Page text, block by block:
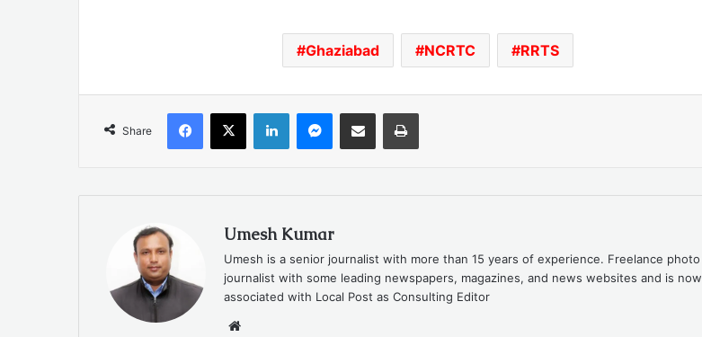
Ghaziabad NCRTC RRTS
Share
Facebook
X LinkedInMessenger
Share via Email Print
Umesh Kumar
Umesh is a senior journalist with more than 15 years of experience. Freelance photo
journalist with some leading newspapers, magazines, and news websites and is now
associated with Local Post as Consulting Editor